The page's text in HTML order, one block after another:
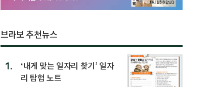
브라보 추천뉴스
1.
‘내게 맞는 일자리 찾기’ 일자
리 탐험 노트